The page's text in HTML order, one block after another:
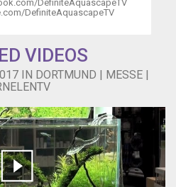
DefiniteAquascapeTV
DefiniteAquascapeTV
VIDEOS
IN DORTMUND | MESSE |